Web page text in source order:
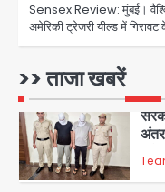
Sensex Review: मुंबई।
अमेरिकी ट्रेजरी यील्ड में
>> ताजा खबरें
2
माल
3
समेत